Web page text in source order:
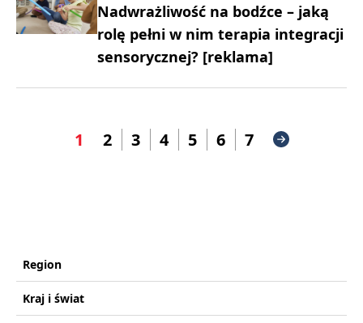
Nadwrażliwość na bodźce – jaką
rolę pełni w nim terapia integracji
sensorycznej? [reklama]
1 2 3 4 5 6 7
Region
Kraj i świat